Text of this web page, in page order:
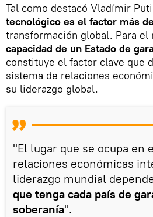
Tal como destacó Vladímir
tecnológico es el factor más
transformación global. Para el
capacidad de un Estado de
constituye el factor clave que
sistema de relaciones
su liderazgo global.
"El lugar que se ocupa en
relaciones económicas
liderazgo mundial
que tenga cada país de
soberanía".